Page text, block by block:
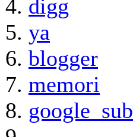
digg
ya
blogger
memori
google_sub